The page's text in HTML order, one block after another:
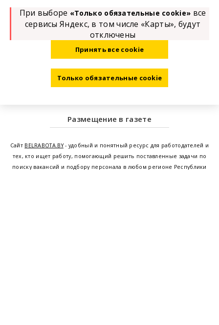
Размещение в газете
Сайт BELRABOTA.BY- удобный и понятный ресурс для работодателей и
тех, кто ищет работу, помогающий решить поставленные задачи по
поиску вакансий и подбору персонала в любом регионе Республики
При выборе «Только обязательные cookie» все
сервисы Яндекс, в том числе «Карты», будут
отключены
Принять все cookie
Только обязательные cookie